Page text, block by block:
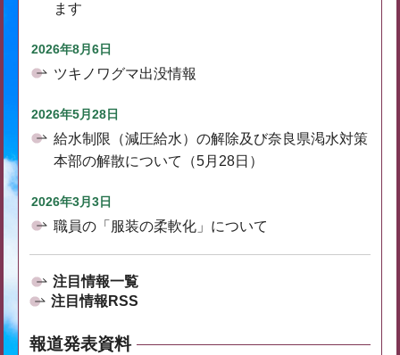
ます
2026年8月6日
ツキノワグマ出没情報
2026年5月28日
給水制限（減圧給水）の解除及び奈良県渇水対策
本部の解散について（5月28日）
2026年3月3日
職員の「服装の柔軟化」について
注目情報一覧
注目情報RSS
報道発表資料